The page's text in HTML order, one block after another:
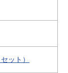
ット）